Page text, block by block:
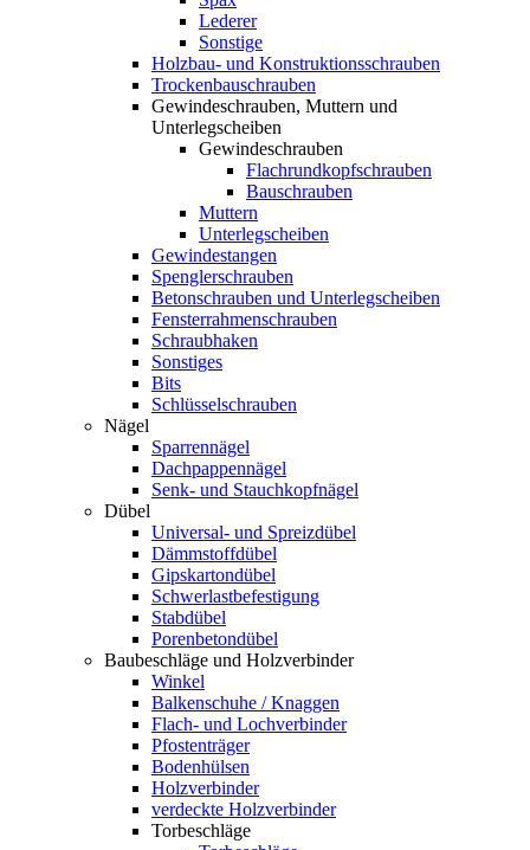
Lederer
Sonstige
Holzbau- und Konstruktionsschrauben
Trockenbauschrauben
Gewindeschrauben, Muttern und
Unterlegscheiben
Gewindeschrauben
Flachrundkopfschrauben
Bauschrauben
Muttern
Unterlegscheiben
Gewindestangen
Spenglerschrauben
Betonschrauben und Unterlegscheiben
Fensterrahmenschrauben
Schraubhaken
Sonstiges
Bits
Schlüsselschrauben
Nägel
Sparrennägel
Dachpappennägel
Senk- und Stauchkopfnägel
Dübel
Universal- und Spreizdübel
Dämmstoffdübel
Gipskartondübel
Schwerlastbefestigung
Stabdübel
Porenbetondübel
Baubeschläge und Holzverbinder
Winkel
Balkenschuhe / Knaggen
Flach- und Lochverbinder
Pfostenträger
Bodenhülsen
Holzverbinder
verdeckte Holzverbinder
Torbeschläge